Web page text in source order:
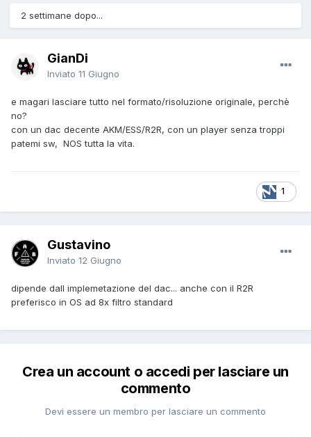
2 settimane dopo...
GianDi
Inviato 11 Giugno
e magari lasciare tutto nel formato/risoluzione originale, perchè
no?
con un dac decente AKM/ESS/R2R, con un player senza troppi
patemi sw, NOS tutta la vita.
1
Gustavino
Inviato 12 Giugno
dipende dall implemetazione del dac... anche con il R2R
preferisco in OS ad 8x filtro standard
Crea un account o accedi per lasciare un
commento
Devi essere un membro per lasciare un commento